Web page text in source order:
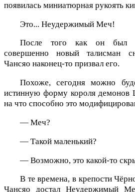
появилась миниатюрная рукоять
Это... Неудержимый Меч!
После того как он был
совершенно новый талисман
Чансяо наконец-то призвал его.
Похоже, сегодня можно
истинную форму короля демонов
на что способно это
— Меч?
— Такой маленький?
— Возможно, это какой-то
В те времена, в крепости
Чансяо достал Неудержимый